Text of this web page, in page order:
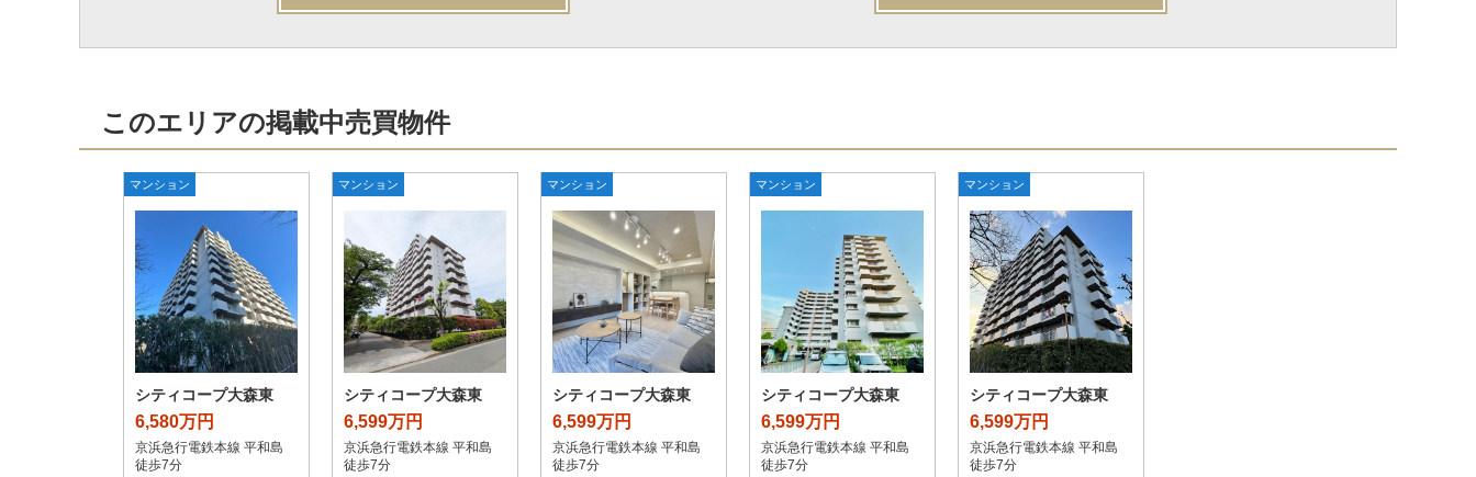
このエリアの掲載中売買物件
マンション
シティコープ大森東
6,580万円
京浜急行電鉄本線 平和島
徒歩7分
マンション
シティコープ大森東
6,599万円
京浜急行電鉄本線 平和島
徒歩7分
マンション
シティコープ大森東
6,599万円
京浜急行電鉄本線 平和島
徒歩7分
マンション
シティコープ大森東
6,599万円
京浜急行電鉄本線 平和島
徒歩7分
マンション
シティコープ大森東
6,599万円
京浜急行電鉄本線 平和島
徒歩7分